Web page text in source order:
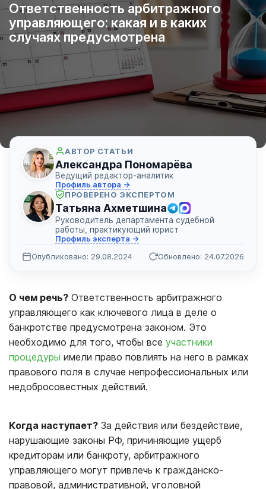
Ответственность арбитражного
управляющего: какая и в каких
случаях предусмотрена
АВТОР СТАТЬИ
Александра Пономарёва
Ведущий редактор-аналитик
Профиль автора →
ПРОВЕРЕНО ЭКСПЕРТОМ
Татьяна Ахметшина
Руководитель департамента судебной
работы, практикующий юрист
Профиль эксперта →
Опубликовано: 29.08.2024
Обновлено: 24.07.2026
О чем речь? Ответственность арбитражного
управляющего как ключевого лица в деле о
банкротстве предусмотрена законом. Это
необходимо для того, чтобы все участники
процедуры имели право повлиять на него в рамках
правового поля в случае непрофессиональных или
недобросовестных действий.
Когда наступает? За действия или бездействие,
нарушающие законы РФ, причиняющие ущерб
кредиторам или банкроту, арбитражного
управляющего могут привлечь к гражданско-
правовой, административной, уголовной